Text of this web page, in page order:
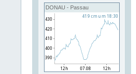
DONAU - Passau